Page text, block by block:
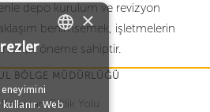
depo kurulum ve revizyon
benimsemek, işletmelerin
kritik öneme sahiptir.
BÖLGE MÜDÜRLÜĞÜ
Çiftlik Yolu
TURKISH
×
Web